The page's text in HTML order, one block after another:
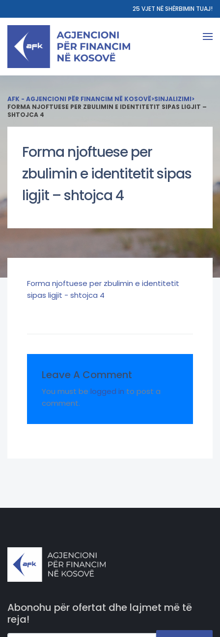
25 VJET NË SHËRBIMIN TUAJ!
AFK - AGJENCIONI PËR FINANCIM NË KOSOVË>SINJALIZIMI>
FORMA NJOFTUESE PER ZBULIMIN E IDENTITETIT SIPAS LIGJIT –
SHTOJCA 4
Forma njoftuese per
zbulimin e identitetit sipas
ligjit – shtojca 4
Forma njoftuese per zbulimin e identitetit
sipas ligjit - shtojca 4
Leave A Comment
You must be logged in to post a
comment.
Abonohu për ofertat dhe lajmet më të
reja!